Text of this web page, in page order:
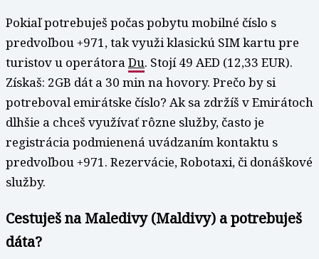
Pokiaľ potrebuješ počas pobytu mobilné číslo s
predvoľbou +971, tak využi klasickú SIM kartu pre
turistov u operátoraDu. Stojí 49 AED (12,33 EUR).
Získaš: 2GB dát a 30 min na hovory. Prečo by si
potreboval emirátske číslo? Ak sa zdržíš v Emirátoch
dlhšie a chceš využívať rôzne služby, často je
registrácia podmienená uvádzaním kontaktu s
predvoľbou +971. Rezervácie, Robotaxi, či donáškové
služby.
Cestuješ na Maledivy (Maldivy) a potrebuješ
dáta?